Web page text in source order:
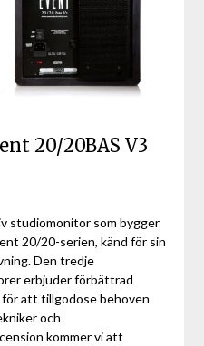
20/20BAS V3
studiomonitor som bygger
20/20-serien, känd för sin
Den tredje
erbjuder förbättrad
att tillgodose behoven
och
kommer vi att